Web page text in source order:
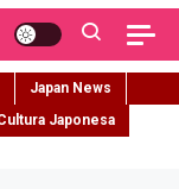
Japan News
Japonesa